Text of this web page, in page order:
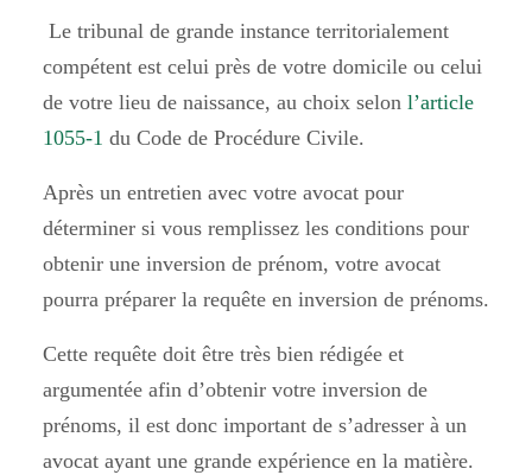
Le tribunal de grande instance territorialement
compétent est celui près de votre domicile ou celui
de votre lieu de naissance, au choix selon l’article
1055-1 du Code de Procédure Civile.
Après un entretien avec votre avocat pour
déterminer si vous remplissez les conditions pour
obtenir une inversion de prénom, votre avocat
pourra préparer la requête en inversion de prénoms.
Cette requête doit être très bien rédigée et
argumentée afin d’obtenir votre inversion de
prénoms, il est donc important de s’adresser à un
avocat ayant une grande expérience en la matière.